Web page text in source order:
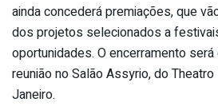
ainda concederá premiações, que
dos projetos selecionados a
oportunidades. O encerramento será
reunião no Salão Assyrio, do
Janeiro.